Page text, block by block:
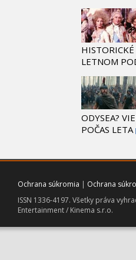
LETNOM
ODYSEA?
POČAS LETA
Ochrana súkromia | Ochrana
ISSN 1336-4197. Všetky práva
Entertainment / Kinema s.r.o.